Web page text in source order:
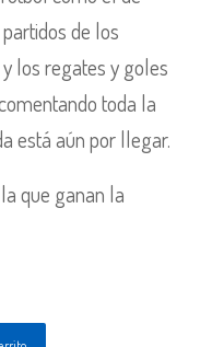
de los
los regates y goles
toda la
está aún por llegar.
que ganan la